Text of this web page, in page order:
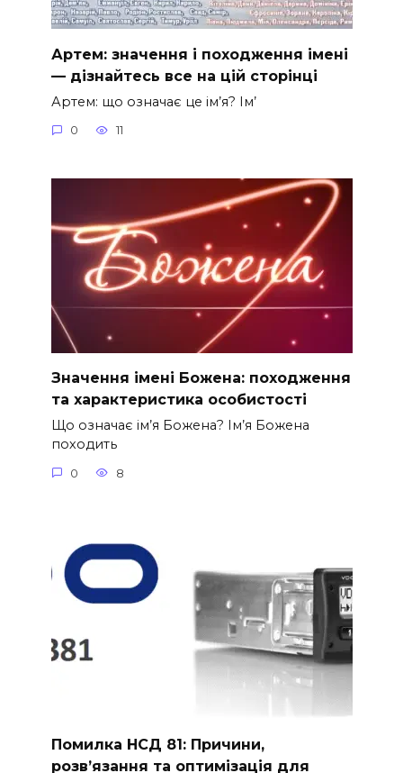
Артем: значення і походження імені
— дізнайтесь все на цій сторінці
Артем: що означає це ім’я? Ім’
0 11
Значення імені Божена: походження
та характеристика особистості
Що означає ім’я Божена? Ім’я Божена
походить
0 8
Помилка НСД 81: Причини,
розв’язання та оптимізація для